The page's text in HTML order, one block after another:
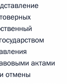
актами
отмены